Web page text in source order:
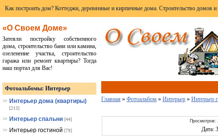
Как построить дом? Коттеджи, деревянные и кирпичные дома. Строительство домов и
«О Своем Доме»
Затеяли постройку собственного
дома, строительство бани или камина,
озеленение участка, строительство
гаража или ремонт квартиры? Тогда
наш портал для Вас!
Фотоальбомы: Интерьер
Интерьер дома (квартиры)
[213]
Интерьер спальни [44]
Интерьер гостиной [79]
Главная » Фотоальбом » Интерьер » Интерьер
Просмотров:
Дата: